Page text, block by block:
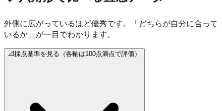
外側に広がっているほど優秀です。「どちらが自分に合って
いるか」が一目でわかります。
📐採点基準を見る（各軸は100点満点で評価）